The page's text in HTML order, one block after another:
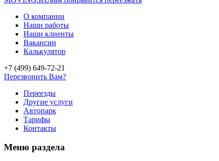
О компании
Наши работы
Наши клиенты
Вакансии
Калькулятор
+7 (499) 649-72-21
Перезвонить Вам?
Переезды
Другие услуги
Автопарк
Тарифы
Контакты
Меню раздела